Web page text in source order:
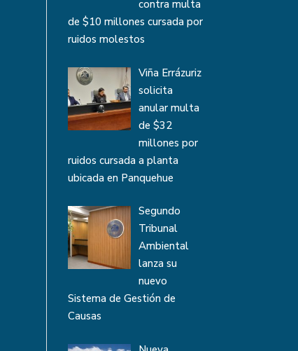
contra multa
de $10 millones cursada por
ruidos molestos
Viña Errázuriz
solicita
anular multa
de $32
millones por
ruidos cursada a planta
ubicada en Panquehue
Segundo
Tribunal
Ambiental
lanza su
nuevo
Sistema de Gestión de
Causas